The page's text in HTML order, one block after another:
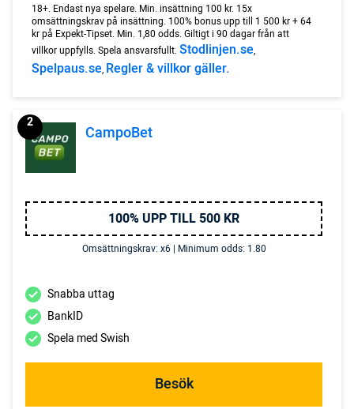
18+. Endast nya spelare. Min. insättning 100 kr. 15x
omsättningskrav på insättning. 100% bonus upp till 1 500 kr + 64
kr på Expekt-Tipset. Min. 1,80 odds. Giltigt i 90 dagar från att
villkor uppfylls. Spela ansvarsfullt. Stodlinjen.se,
Spelpaus.se, Regler & villkor gäller.
CampoBet
2
100% UPP TILL 500 KR
Omsättningskrav: x6 | Minimum odds: 1.80
Snabba uttag
BankID
Spela med Swish
Besök